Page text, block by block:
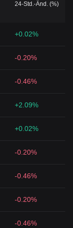
24-Std.-Änd. (%)
+0.02%
-0.20%
-0.46%
+2.09%
+0.02%
-0.20%
-0.46%
-0.20%
-0.46%